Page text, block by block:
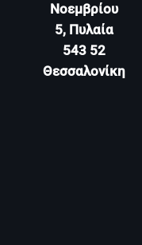
Νοεμβρίου
5, Πυλαία
543 52
Θεσσαλονίκη